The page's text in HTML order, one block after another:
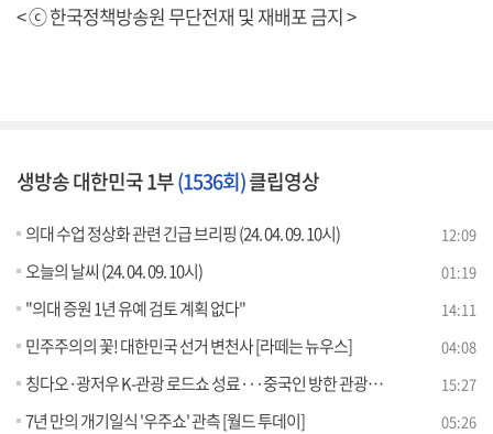
< ⓒ 한국정책방송원 무단전재 및 재배포 금지 >
생방송 대한민국 1부(1536회)클립영상
의대 수업 정상화 관련 긴급 브리핑 (24. 04. 09. 10시) 12:09
오늘의 날씨 (24. 04. 09. 10시) 01:19
"의대 증원 1년 유예 검토 계획 없다" 14:11
민주주의의 꽃! 대한민국 선거 변천사 [라떼는 뉴우스] 04:08
칭다오·광저우 K-관광 로드쇼 성료···중국인 방한 관광객 유치 과제는? 15:27
7년 만의 개기일식 '우주쇼' 관측 [월드 투데이] 05:26